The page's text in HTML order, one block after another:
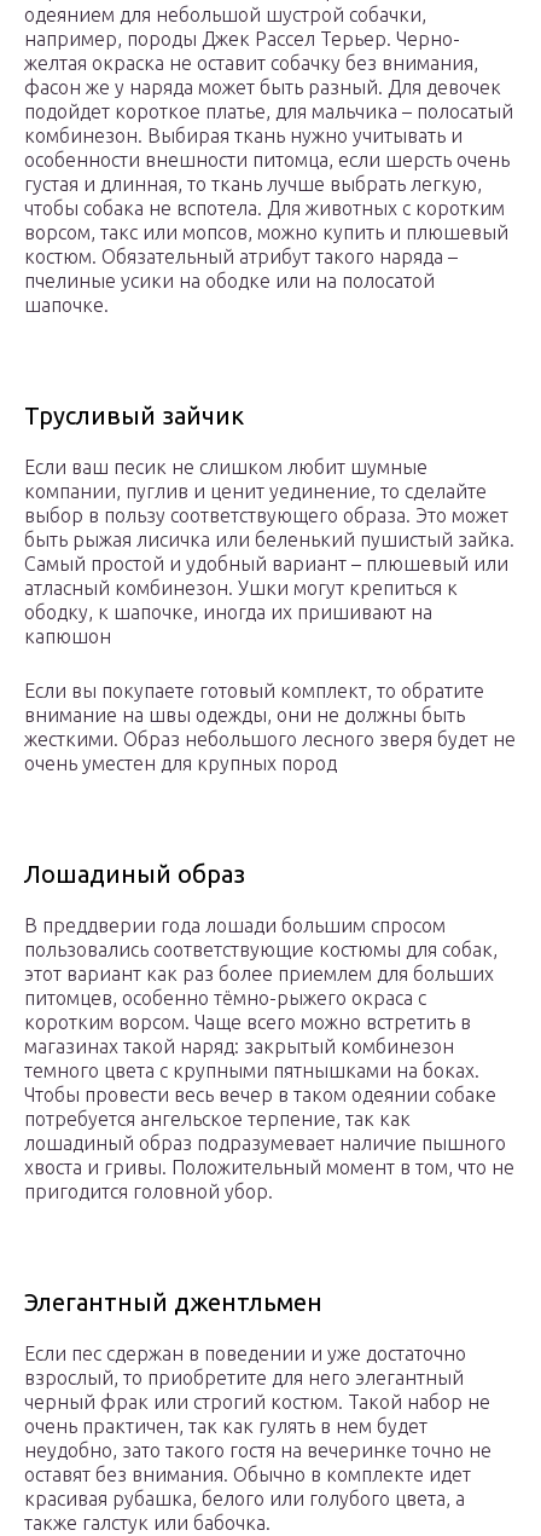
одеянием для небольшой шустрой собачки,
например, породы Джек Рассел Терьер. Черно-
желтая окраска не оставит собачку без внимания,
фасон же у наряда может быть разный. Для девочек
подойдет короткое платье, для мальчика – полосатый
комбинезон. Выбирая ткань нужно учитывать и
особенности внешности питомца, если шерсть очень
густая и длинная, то ткань лучше выбрать легкую,
чтобы собака не вспотела. Для животных с коротким
ворсом, такс или мопсов, можно купить и плюшевый
костюм. Обязательный атрибут такого наряда –
пчелиные усики на ободке или на полосатой
шапочке.
Трусливый зайчик
Если ваш песик не слишком любит шумные
компании, пуглив и ценит уединение, то сделайте
выбор в пользу соответствующего образа. Это может
быть рыжая лисичка или беленький пушистый зайка.
Самый простой и удобный вариант – плюшевый или
атласный комбинезон. Ушки могут крепиться к
ободку, к шапочке, иногда их пришивают на
капюшон
Если вы покупаете готовый комплект, то обратите
внимание на швы одежды, они не должны быть
жесткими. Образ небольшого лесного зверя будет не
очень уместен для крупных пород
Лошадиный образ
В преддверии года лошади большим спросом
пользовались соответствующие костюмы для собак,
этот вариант как раз более приемлем для больших
питомцев, особенно тёмно-рыжего окраса с
коротким ворсом. Чаще всего можно встретить в
магазинах такой наряд: закрытый комбинезон
темного цвета с крупными пятнышками на боках.
Чтобы провести весь вечер в таком одеянии собаке
потребуется ангельское терпение, так как
лошадиный образ подразумевает наличие пышного
хвоста и гривы. Положительный момент в том, что не
пригодится головной убор.
Элегантный джентльмен
Если пес сдержан в поведении и уже достаточно
взрослый, то приобретите для него элегантный
черный фрак или строгий костюм. Такой набор не
очень практичен, так как гулять в нем будет
неудобно, зато такого гостя на вечеринке точно не
оставят без внимания. Обычно в комплекте идет
красивая рубашка, белого или голубого цвета, а
также галстук или бабочка.